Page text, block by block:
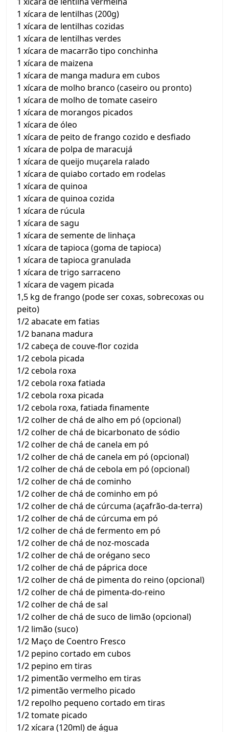
1 xícara de lentilhas (200g)
1 xícara de lentilhas cozidas
1 xícara de lentilhas verdes
1 xícara de macarrão tipo conchinha
1 xícara de maizena
1 xícara de manga madura em cubos
1 xícara de molho branco (caseiro ou pronto)
1 xícara de molho de tomate caseiro
1 xícara de morangos picados
1 xícara de óleo
1 xícara de peito de frango cozido e desfiado
1 xícara de polpa de maracujá
1 xícara de queijo muçarela ralado
1 xícara de quiabo cortado em rodelas
1 xícara de quinoa
1 xícara de quinoa cozida
1 xícara de rúcula
1 xícara de sagu
1 xícara de semente de linhaça
1 xícara de tapioca (goma de tapioca)
1 xícara de tapioca granulada
1 xícara de trigo sarraceno
1 xícara de vagem picada
1,5 kg de frango (pode ser coxas, sobrecoxas ou
peito)
1/2 abacate em fatias
1/2 banana madura
1/2 cabeça de couve-flor cozida
1/2 cebola picada
1/2 cebola roxa
1/2 cebola roxa fatiada
1/2 cebola roxa picada
1/2 cebola roxa, fatiada finamente
1/2 colher de chá de alho em pó (opcional)
1/2 colher de chá de bicarbonato de sódio
1/2 colher de chá de canela em pó
1/2 colher de chá de canela em pó (opcional)
1/2 colher de chá de cebola em pó (opcional)
1/2 colher de chá de cominho
1/2 colher de chá de cominho em pó
1/2 colher de chá de cúrcuma (açafrão-da-terra)
1/2 colher de chá de cúrcuma em pó
1/2 colher de chá de fermento em pó
1/2 colher de chá de noz-moscada
1/2 colher de chá de orégano seco
1/2 colher de chá de páprica doce
1/2 colher de chá de pimenta do reino (opcional)
1/2 colher de chá de pimenta-do-reino
1/2 colher de chá de sal
1/2 colher de chá de suco de limão (opcional)
1/2 limão (suco)
1/2 Maço de Coentro Fresco
1/2 pepino cortado em cubos
1/2 pepino em tiras
1/2 pimentão vermelho em tiras
1/2 pimentão vermelho picado
1/2 repolho pequeno cortado em tiras
1/2 tomate picado
1/2 xícara (120ml) de água